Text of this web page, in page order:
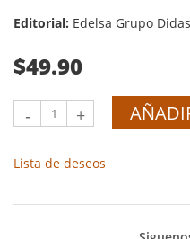
Editorial: Edelsa Grupo
$49.90
- +
Lista de deseos